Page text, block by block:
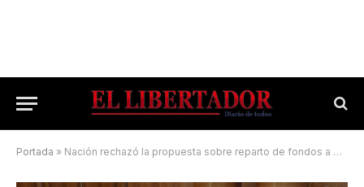
Portada » Nación rechazó la propuesta sobre reparto de fondos a provincias